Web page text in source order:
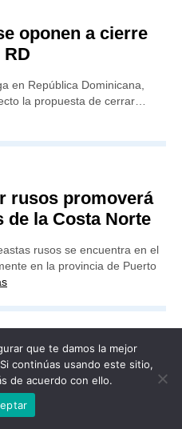
oponen a cierre
en República Dominicana,
la propuesta de cerrar…
rusos promoverá
la Costa Norte
rusos se encuentra en el
en la provincia de Puerto
que te damos la mejor
continúas usando este sitio,
de acuerdo con ello.
Contacto
los derechos reservados